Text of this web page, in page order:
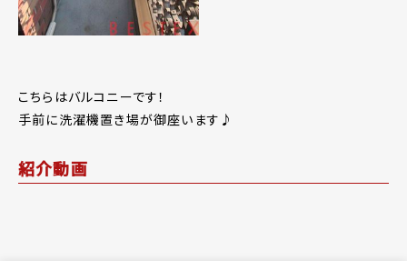
こちらはバルコニーです！
手前に洗濯機置き場が御座います♪
紹介動画